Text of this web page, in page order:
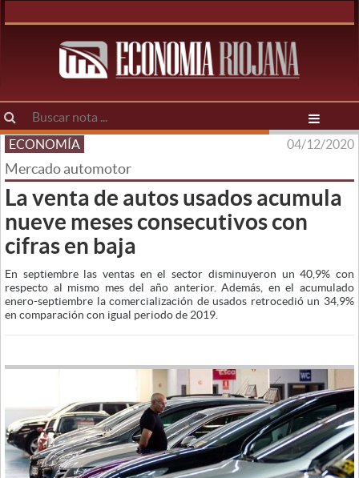
ECONOMÍA 04/12/2020
Mercado automotor
La venta de autos usados acumula
nueve meses consecutivos con
cifras en baja
En septiembre las ventas en el sector disminuyeron un 40,9% con
respecto al mismo mes del año anterior. Además, en el acumulado
enero-septiembre la comercialización de usados retrocedió un 34,9%
en comparación con igual periodo de 2019.